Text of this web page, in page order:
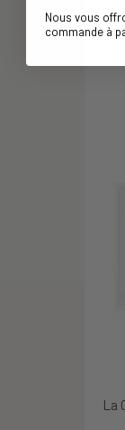
La
Nous vous
commande à